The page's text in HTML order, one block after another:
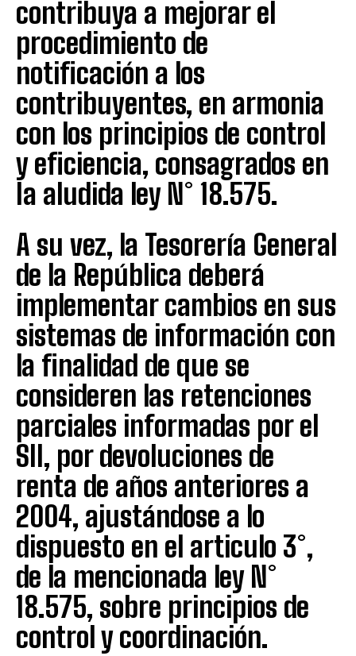
contribuya a mejorar el
procedimiento de
notificación a los
contribuyentes, en armonia
con los principios de control
y eficiencia, consagrados en
Ia aludida ley N° 18.575.
A su vez, la Tesorería General
de la República deberá
implementar cambios en sus
sistemas de información con
la finalidad de que se
consideren las retenciones
parciales informadas por el
SII, por devoluciones de
renta de años anteriores a
2004, ajustándose a lo
dispuesto en el articulo 3°,
de la mencionada ley N°
18.575, sobre principios de
control y coordinación.